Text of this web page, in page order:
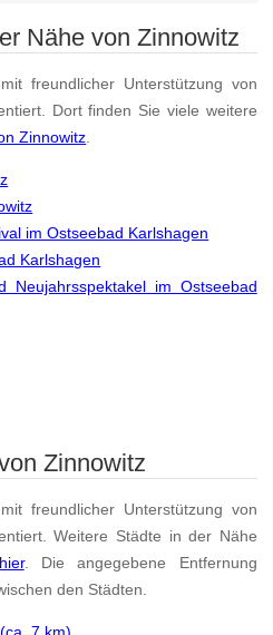
Nähe von Zinnowitz
freundlicher Unterstützung von
Dort finden Sie viele weitere
Zinnowitz
im Ostseebad Karlshagen
Karlshagen
Neujahrsspektakel im Ostseebad
Zinnowitz
freundlicher Unterstützung von
Weitere Städte in der Nähe
hier. Die angegebene Entfernung
den Städten.